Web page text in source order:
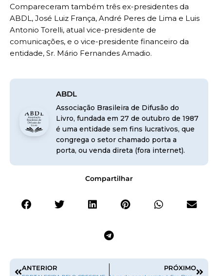
Compareceram também três ex-presidentes da
ABDL, José Luiz França, André Peres de Lima e Luis
Antonio Torelli, atual vice-presidente de
comunicações, e o vice-presidente financeiro da
entidade, Sr. Mário Fernandes Amadio.
ABDL
Associação Brasileira de Difusão do
Livro, fundada em 27 de outubro de 1987
é uma entidade sem fins lucrativos, que
congrega o setor chamado porta a
porta, ou venda direta (fora internet).
Compartilhar
ANTERIOR PRÓXIMO